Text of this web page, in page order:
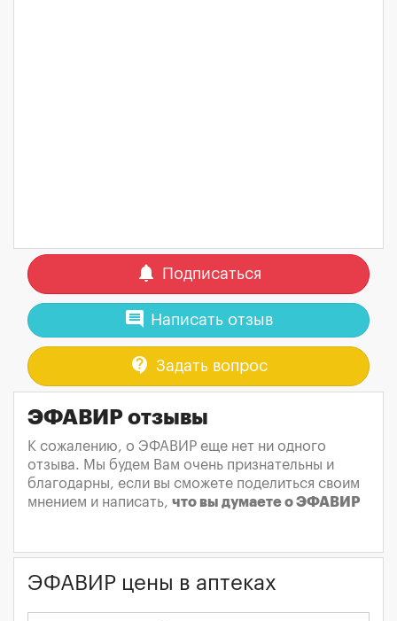
notifications Подписаться
comment Написать отзыв
contact_support Задать вопрос
ЭФАВИР отзывы
К сожалению, о ЭФАВИР еще нет ни одного
отзыва. Мы будем Вам очень признательны и
благодарны, если вы сможете поделиться своим
мнением и написать, что вы думаете о ЭФАВИР
ЭФАВИР цены в аптеках